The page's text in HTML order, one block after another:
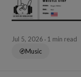
Jul 5, 2026
1 min read
Music